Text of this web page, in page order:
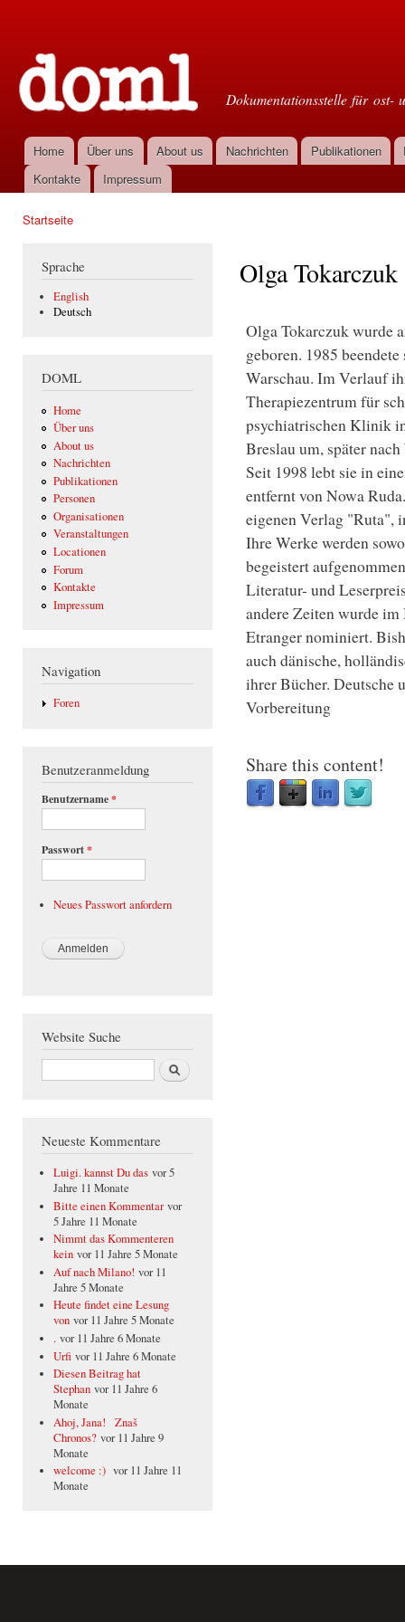
Dokumentationsstelle für ost-
Hauptmenü
Home Über uns About us Nachrichten Publikationen
Kontakte
Impressum
Startseite
Sprache
English
Deutsch
DOML
Home
Über uns
About us
Nachrichten
Publikationen
Personen
Organisationen
Veranstaltungen
Locationen
Forum
Kontakte
Impressum
Navigation
Foren
Benutzeranmeldung
Benutzername*
Passwort*
Neues Passwort anfordern
Website Suche
Suche
Neueste Kommentare
Luigi. kannst Du das vor 5
Jahre 11 Monate
Bitte einen Kommentar vor
5 Jahre 11 Monate
Nimmt das Kommenteren
kein vor 11 Jahre 5 Monate
Auf nach Milano! vor 11
Jahre 5 Monate
Heute findet eine Lesung
von vor 11 Jahre 5 Monate
. vor 11 Jahre 6 Monate
Urfi vor 11 Jahre 6 Monate
Diesen Beitrag hat
Stephan vor 11 Jahre 6
Monate
Ahoj, Jana! Znaš
Chronos? vor 11 Jahre 9
Monate
welcome :) vor 11 Jahre 11
Monate
Olga Tokarczuk
Olga Tokarczuk wurde
geboren. 1985
Warschau. Im Verlauf
Therapiezentrum für
psychiatrischen Klinik
Breslau um, später
Seit 1998 lebt sie in
entfernt von Nowa
eigenen Verlag "Ruta",
Ihre Werke werden
begeistert
Literatur- und
andere Zeiten wurde
Etranger nominiert.
auch dänische,
ihrer Bücher. Deutsche
Vorbereitung
Share this content!